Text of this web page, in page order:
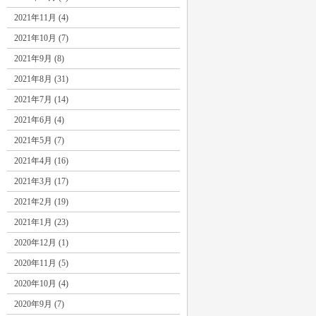
2021年11月 (4)
2021年10月 (7)
2021年9月 (8)
2021年8月 (31)
2021年7月 (14)
2021年6月 (4)
2021年5月 (7)
2021年4月 (16)
2021年3月 (17)
2021年2月 (19)
2021年1月 (23)
2020年12月 (1)
2020年11月 (5)
2020年10月 (4)
2020年9月 (7)